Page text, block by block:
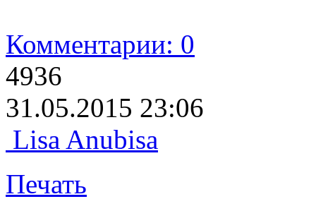
Комментарии: 0
4936
31.05.2015 23:06
Lisa Anubisa
Печать